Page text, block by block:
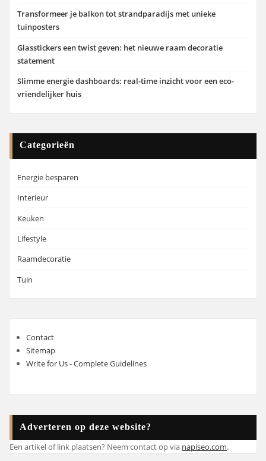
Transformeer je balkon tot strandparadijs met unieke
tuinposters
Glasstickers een twist geven: het nieuwe raam decoratie
statement
Slimme energie dashboards: real-time inzicht voor een eco-
vriendelijker huis
Categorieën
Energie besparen
Interieur
Keuken
Lifestyle
Raamdecoratie
Tuin
Contact
Sitemap
Write for Us - Complete Guidelines
Adverteren op deze website?
Een artikel of link plaatsen? Neem contact op via napiseo.com.